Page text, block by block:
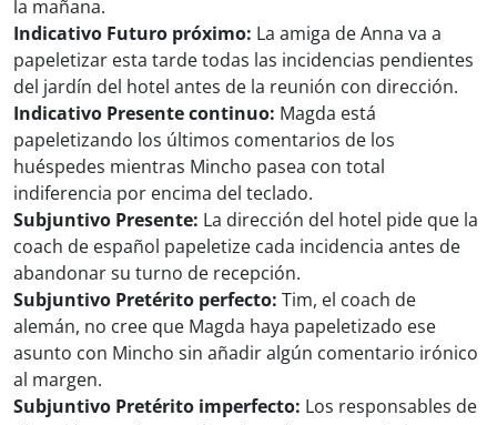
la mañana.
Indicativo Futuro próximo: La amiga de Anna va a
papeletizar esta tarde todas las incidencias pendientes
del jardín del hotel antes de la reunión con dirección.
Indicativo Presente continuo: Magda está
papeletizando los últimos comentarios de los
huéspedes mientras Mincho pasea con total
indiferencia por encima del teclado.
Subjuntivo Presente: La dirección del hotel pide que la
coach de español papeletize cada incidencia antes de
abandonar su turno de recepción.
Subjuntivo Pretérito perfecto: Tim, el coach de
alemán, no cree que Magda haya papeletizado ese
asunto con Mincho sin añadir algún comentario irónico
al margen.
Subjuntivo Pretérito imperfecto: Los responsables de